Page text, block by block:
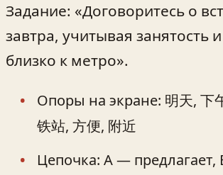
Задание: «Договоритесь о
завтра, учитывая занятость
близко к метро».
Опоры на экране: 明天, 下
铁站, 方便, 附近
Цепочка: A —